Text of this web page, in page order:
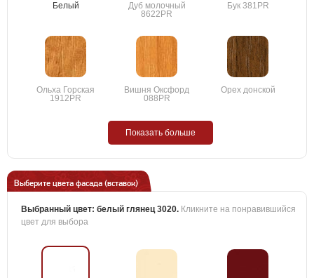
Белый
Дуб молочный
8622PR
Бук 381PR
Ольха Горская
1912PR
Вишня Оксфорд
088PR
Орех донской
Показать больше
Выберите цвета фасада (вставок)
Выбранный цвет: белый глянец 3020. Кликните на понравившийся
цвет для выбора